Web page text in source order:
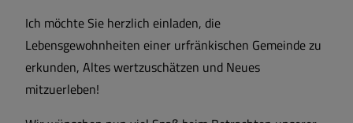
Ich möchte Sie herzlich einladen, die
Lebensgewohnheiten einer urfränkischen Gemeinde zu
erkunden, Altes wertzuschätzen und Neues
mitzuerleben!